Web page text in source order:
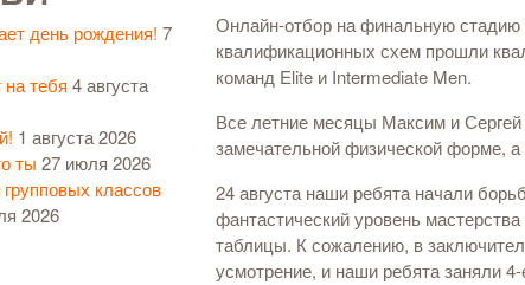
Онлайн-отбор на финальную стадию
квалификационных схем прошли
команд Elite и Intermediate Men.
Все летние месяцы Максим и
замечательной физической форме,
24 августа наши ребята начали
фантастический уровень
таблицы. К сожалению, в
усмотрение, и наши ребята заняли
день рождения! 7
тебя 4 августа
1 августа 2026
ты 27 июля 2026
классов
2026